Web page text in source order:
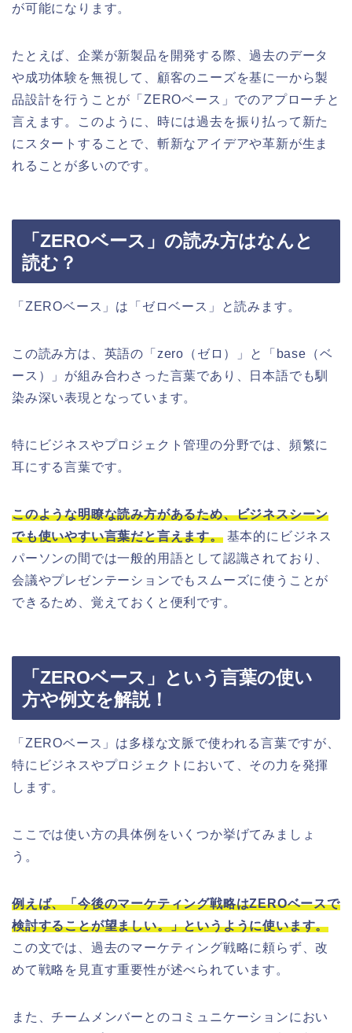
が可能になります。
たとえば、企業が新製品を開発する際、過去のデータ
や成功体験を無視して、顧客のニーズを基に一から製
品設計を行うことが「ZEROベース」でのアプローチと
言えます。このように、時には過去を振り払って新た
にスタートすることで、斬新なアイデアや革新が生ま
れることが多いのです。
「ZEROベース」の読み方はなんと
読む？
「ZEROベース」は「ゼロベース」と読みます。
この読み方は、英語の「zero（ゼロ）」と「base（ベ
ース）」が組み合わさった言葉であり、日本語でも馴
染み深い表現となっています。
特にビジネスやプロジェクト管理の分野では、頻繁に
耳にする言葉です。
このような明瞭な読み方があるため、ビジネスシーン
でも使いやすい言葉だと言えます。基本的にビジネス
パーソンの間では一般的用語として認識されており、
会議やプレゼンテーションでもスムーズに使うことが
できるため、覚えておくと便利です。
「ZEROベース」という言葉の使い
方や例文を解説！
「ZEROベース」は多様な文脈で使われる言葉ですが、
特にビジネスやプロジェクトにおいて、その力を発揮
します。
ここでは使い方の具体例をいくつか挙げてみましょ
う。
例えば、「今後のマーケティング戦略はZEROベースで
検討することが望ましい。」というように使います。
この文では、過去のマーケティング戦略に頼らず、改
めて戦略を見直す重要性が述べられています。
また、チームメンバーとのコミュニケーションにおい